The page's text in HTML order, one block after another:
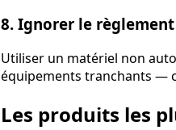
8. Ignorer le
Utiliser un matériel non
équipements tranchants —
Les produits les